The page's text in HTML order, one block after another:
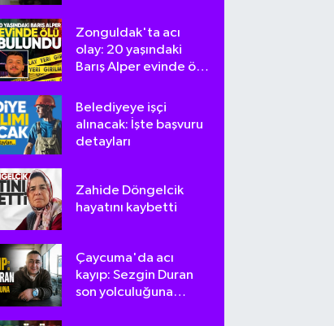
Zonguldak'ta acı
olay: 20 yaşındaki
Barış Alper evinde ölü
Belediyeye işçi
alınacak: İşte başvuru
detayları
Zahide Döngelcik
hayatını kaybetti
Çaycuma'da acı
kayıp: Sezgin Duran
son yolculuğuna